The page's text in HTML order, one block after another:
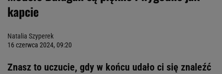
kapcie
Natalia Szyperek
16 czerwca 2024, 09:20
Znasz to uczucie, gdy w końcu udało ci się znaleźć